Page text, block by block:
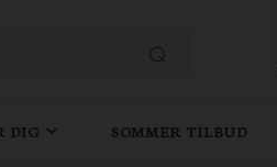
DIG SOMMER TILBUD